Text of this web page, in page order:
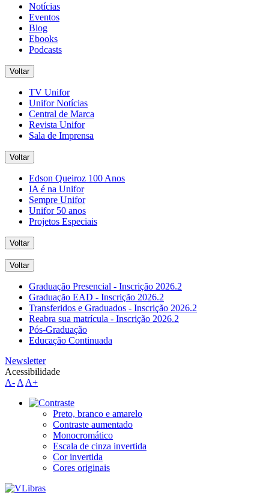
Notícias
Eventos
Blog
Ebooks
Podcasts
Voltar
TV Unifor
Unifor Notícias
Central de Marca
Revista Unifor
Sala de Imprensa
Voltar
Edson Queiroz 100 Anos
IA é na Unifor
Sempre Unifor
Unifor 50 anos
Projetos Especiais
Voltar
Voltar
Graduação Presencial - Inscrição 2026.2
Graduação EAD - Inscrição 2026.2
Transferidos e Graduados - Inscrição 2026.2
Reabra sua matrícula - Inscrição 2026.2
Pós-Graduação
Educação Continuada
Newsletter
Acessibilidade
A- A A+
Preto, branco e amarelo
Contraste aumentado
Monocromático
Escala de cinza invertida
Cor invertida
Cores originais